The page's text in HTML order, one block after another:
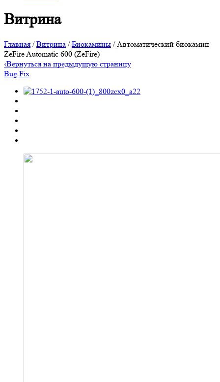
Витрина
Главная /Витрина /Биокамины / Автоматический биокамин
ZeFire Automatic 600 (ZeFire)
‹Вернуться на предыдущую страницу
Bug Fix